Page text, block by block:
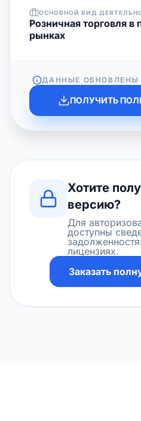
ОСНОВНОЙ ВИД
Розничная торговля в
рынках
ДАННЫЕ ОБНОВЛЕНЫ
ПОЛУЧИТЬ
Хотите
версию?
Для
доступны
лицензиях.
Заказать